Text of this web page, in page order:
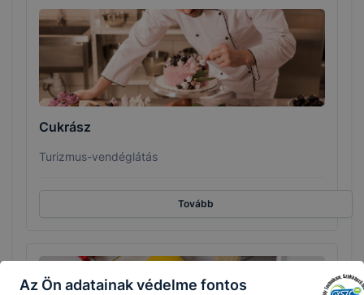
Cukrász
Turizmus-vendéglátás
Tovább
Az Ön adatainak védelme fontos